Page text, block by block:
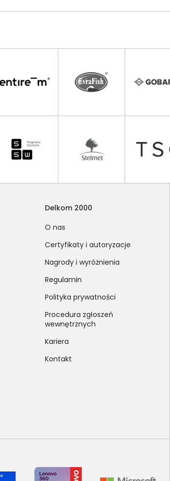
Delkom 2000
O nas
Certyfikaty i autoryzacje
Nagrody i wyróżnienia
Regulamin
Polityka prywatności
Procedura zgłoszeń
wewnętrznych
Kariera
Kontakt